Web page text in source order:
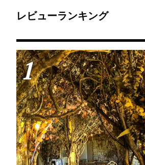
ど秋の味覚がたくさん楽
しめるスイーツが盛り沢
😆これが1200円とにかく
オススメ😆👍
レビューランキング
1